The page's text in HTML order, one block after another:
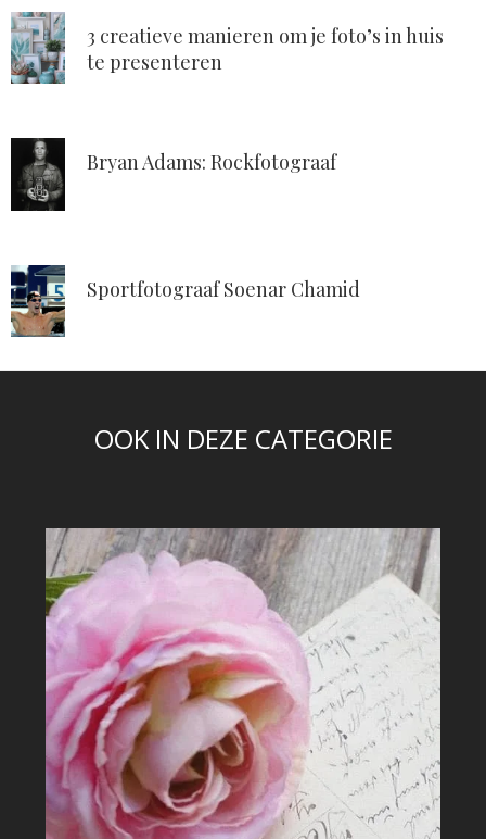
3 creatieve manieren om je foto’s in huis
te presenteren
Bryan Adams: Rockfotograaf
Sportfotograaf Soenar Chamid
OOK IN DEZE CATEGORIE